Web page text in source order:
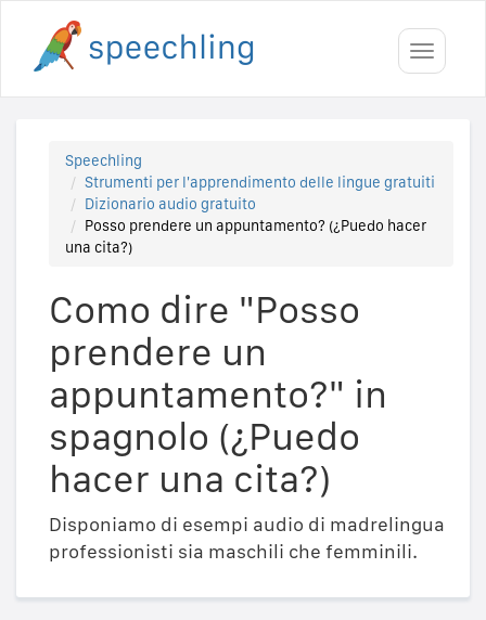
Toggle
Speechling
Strumenti per l'apprendimento delle lingue gratuiti
Dizionario audio gratuito
Posso prendere un appuntamento? (¿Puedo hacer
una cita?)
Como dire "Posso
prendere un
appuntamento?" in
spagnolo (¿Puedo
hacer una cita?)
Disponiamo di esempi audio di madrelingua
professionisti sia maschili che femminili.